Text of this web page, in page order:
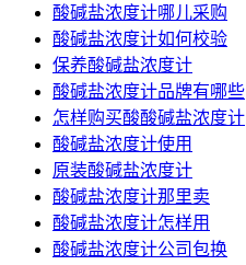
酸碱盐浓度计哪儿采购
酸碱盐浓度计如何校验
保养酸碱盐浓度计
酸碱盐浓度计品牌有哪些
怎样购买酸酸碱盐浓度计
酸碱盐浓度计使用
原装酸碱盐浓度计
酸碱盐浓度计那里卖
酸碱盐浓度计怎样用
酸碱盐浓度计公司包换